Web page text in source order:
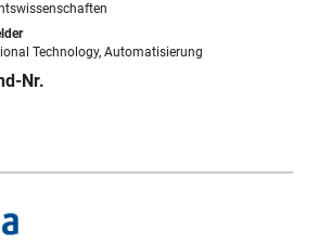
Technology, Automatisierung